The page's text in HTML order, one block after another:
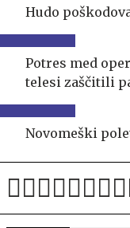
Hudo
Potres med
telesi zaščitili
Novomeški